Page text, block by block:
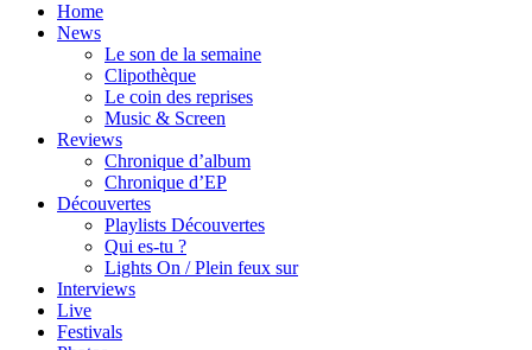
Home
News
Le son de la semaine
Clipothèque
Le coin des reprises
Music & Screen
Reviews
Chronique d’album
Chronique d’EP
Découvertes
Playlists Découvertes
Qui es-tu ?
Lights On / Plein feux sur
Interviews
Live
Festivals